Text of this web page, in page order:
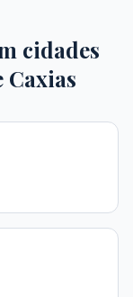
cidades
Caxias